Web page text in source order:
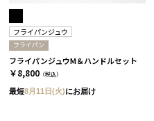
フライパンジュウ
フライパン
フライパンジュウM＆ハンドルセット
￥8,800 （税込）
最短8月11日(火)にお届け